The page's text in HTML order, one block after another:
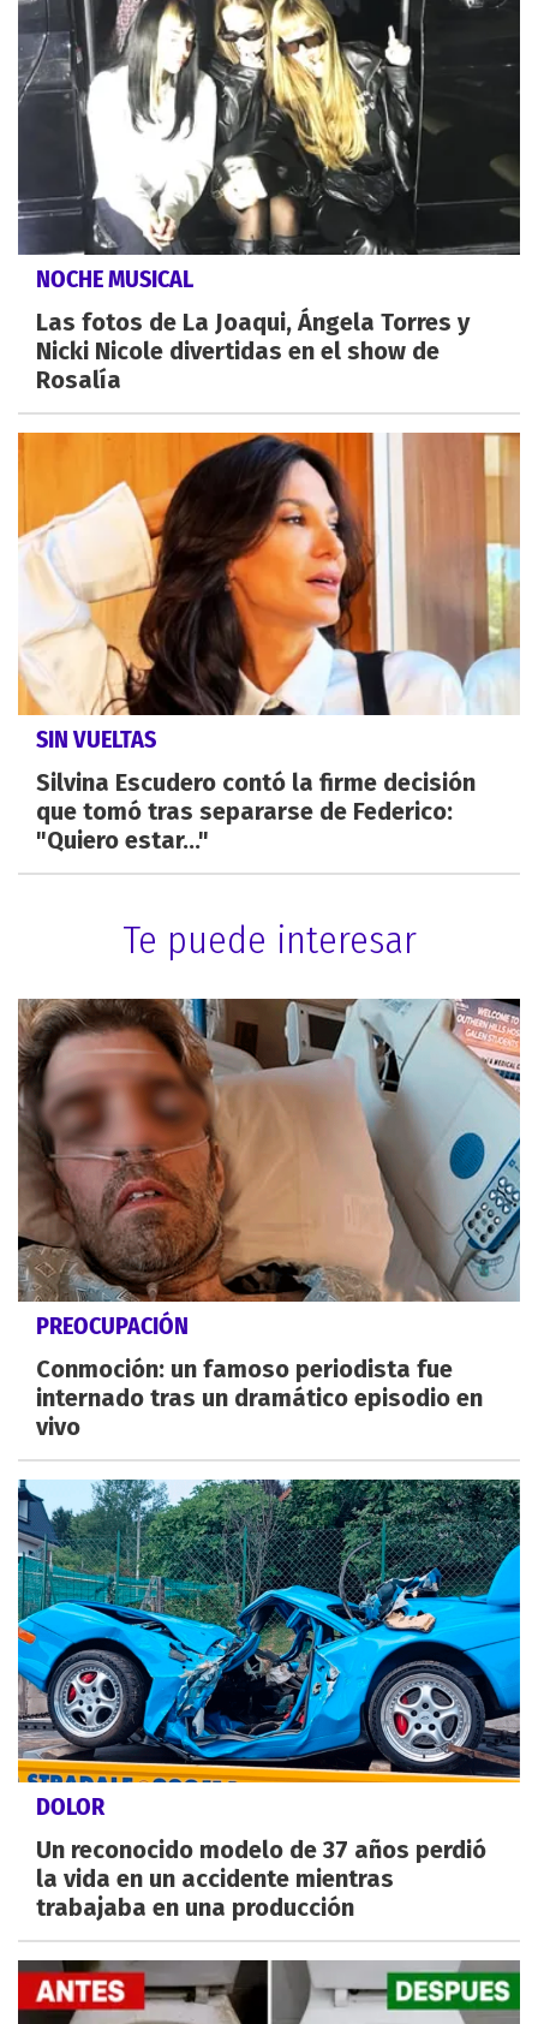
NOCHE MUSICAL
Las fotos de La Joaqui, Ángela Torres y
Nicki Nicole divertidas en el show de
Rosalía
SIN VUELTAS
Silvina Escudero contó la firme decisión
que tomó tras separarse de Federico:
"Quiero estar..."
Te puede interesar
PREOCUPACIÓN
Conmoción: un famoso periodista fue
internado tras un dramático episodio en
vivo
DOLOR
Un reconocido modelo de 37 años perdió
la vida en un accidente mientras
trabajaba en una producción